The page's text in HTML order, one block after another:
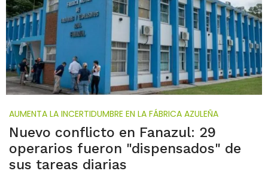
AUMENTA LA INCERTIDUMBRE EN LA FÁBRICA AZULEÑA
Nuevo conflicto en Fanazul: 29
operarios fueron "dispensados" de
sus tareas diarias